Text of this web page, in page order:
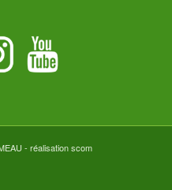
- réalisationscom